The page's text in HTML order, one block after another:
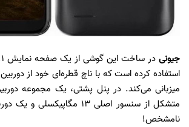
جیونی
میزبانی می‌کند. در پنل پشتی، یک مجموعه
متشکل از سنسور اصلی ۱۳
نامشخص!